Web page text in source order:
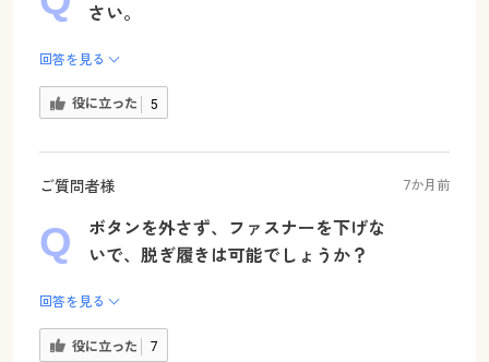
さい。
回答を見る
役に立った 5
ご質問者様 7か月前
ボタンを外さず、ファスナーを下げな
いで、脱ぎ履きは可能でしょうか？
回答を見る
役に立った 7